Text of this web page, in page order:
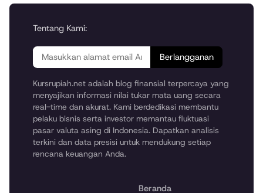
Tentang Kami:
Berlangganan
Kursrupiah.net adalah blog finansial terpercaya yang
menyajikan informasi nilai tukar mata uang secara
real-time dan akurat. Kami berdedikasi membantu
pelaku bisnis serta investor memantau fluktuasi
pasar valuta asing di Indonesia. Dapatkan analisis
terkini dan data presisi untuk mendukung setiap
rencana keuangan Anda.
Beranda